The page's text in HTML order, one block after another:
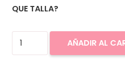
QUE TALLA?
Bandana
Ty-
AÑADIR AL